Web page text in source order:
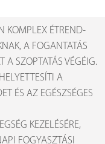
KOMPLEX ÉTREND-
A FOGANTATÁS
A SZOPTATÁS VÉGÉIG.
A
ÉS AZ EGÉSZSÉGES
KEZELÉSÉRE,
FOGYASZTÁSI